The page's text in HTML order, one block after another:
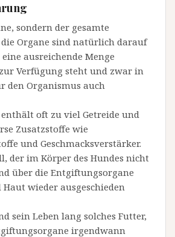
sondern der gesamte
Organe sind natürlich darauf
ausreichende Menge
Verfügung steht und zwar in
den Organismus auch
enthält oft zu viel Getreide und
Zusatzstoffe wie
und Geschmacksverstärker.
der im Körper des Hundes nicht
über die Entgiftungsorgane
Haut wieder ausgeschieden
sein Leben lang solches Futter,
irgendwann